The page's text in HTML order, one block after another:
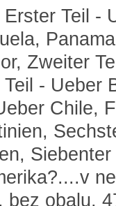
Erster Teil -
Zweiter
Teil - Ueber
Chile,
bez obalu,